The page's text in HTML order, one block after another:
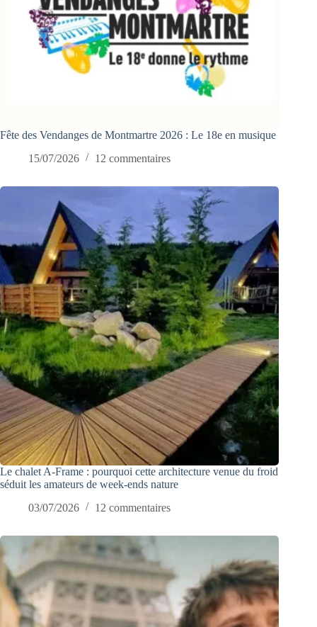
Fête des Vendanges de Montmartre 2026 : Le 18e en musique
15/07/2026
12 commentaires
Le chalet A-Frame : pourquoi cette architecture venue du froid
séduit les amateurs de week-ends nature
03/07/2026
12 commentaires